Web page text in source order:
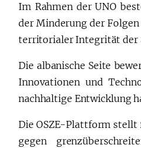
Im Rahmen der UNO
der Minderung der
territorialer Integrität der
Die albanische Seite
Innovationen und
nachhaltige Entwicklung
Die OSZE-Plattform stellt
gegen